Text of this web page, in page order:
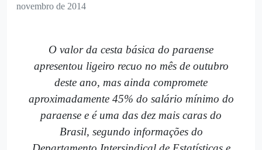
novembro de 2014
O valor da cesta básica do paraense
apresentou ligeiro recuo no mês de outubro
deste ano, mas ainda compromete
aproximadamente 45% do salário mínimo do
paraense e é uma das dez mais caras do
Brasil, segundo informações do